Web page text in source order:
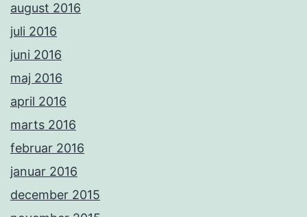
august 2016
juli 2016
juni 2016
maj 2016
april 2016
marts 2016
februar 2016
januar 2016
december 2015